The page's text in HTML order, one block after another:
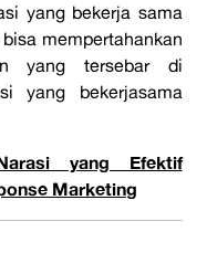
yang bekerja sama
mempertahankan
yang tersebar di
yang bekerjasama
yang Efektif
Marketing